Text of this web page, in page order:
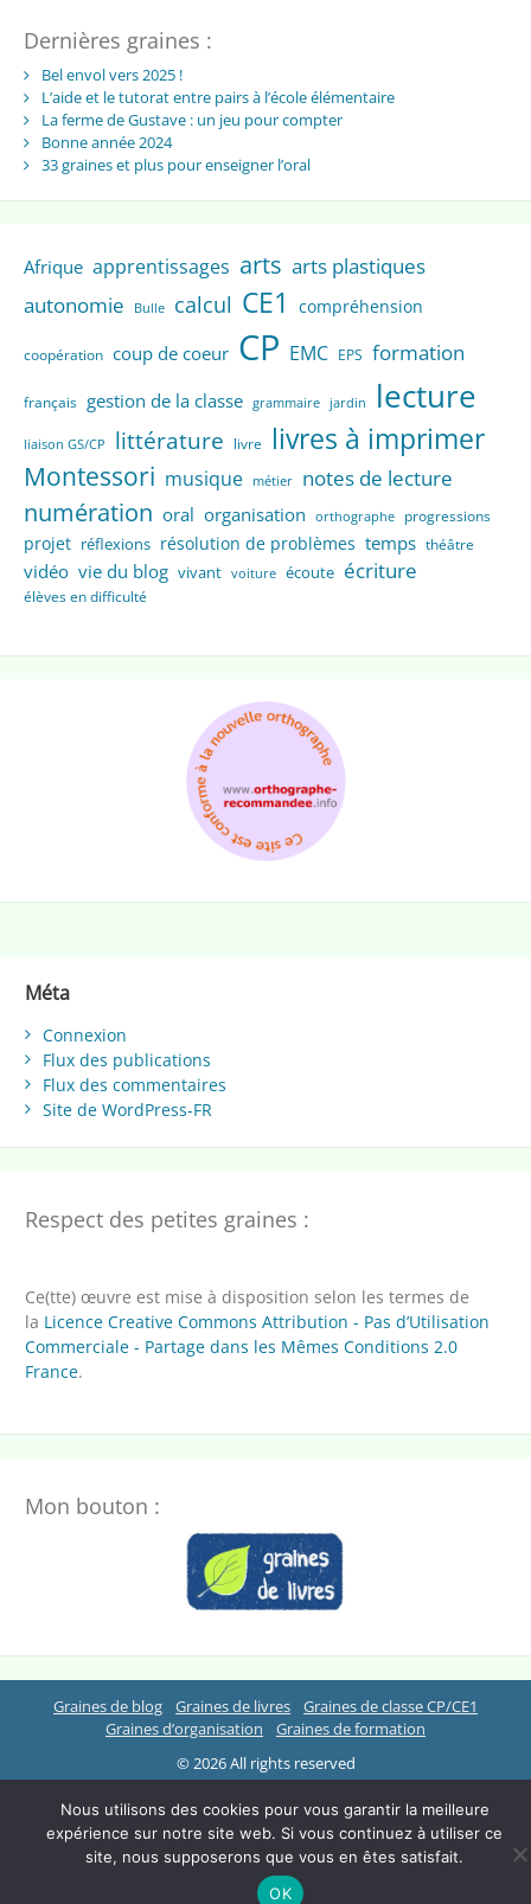
Dernières graines :
Bel envol vers 2025 !
L’aide et le tutorat entre pairs à l’école élémentaire
La ferme de Gustave : un jeu pour compter
Bonne année 2024
33 graines et plus pour enseigner l’oral
Afrique apprentissages arts arts plastiques
autonomie
Bulle calcul CE1 compréhension
coopération coup de coeur CP EMC EPS formation
français gestion de la classe grammaire jardin lecture
liaison GS/CP littérature livre livres à imprimer
Montessori musique métier notes de lecture
numération oral organisation orthographe progressions
projet réflexions résolution de problèmes temps théâtre
vidéo vie du blog vivant voiture écoute écriture
élèves en difficulté
Méta
Connexion
Flux des publications
Flux des commentaires
Site de WordPress-FR
Respect des petites graines :
Ce(tte) œuvre est mise à disposition selon les termes de
la Licence Creative Commons Attribution - Pas d’Utilisation
Commerciale - Partage dans les Mêmes Conditions 2.0
France.
Mon bouton :
Graines de blog Graines de livres
Graines de classe CP/CE1
Graines d’organisation
Graines de formation
© 2026 All rights reserved
Nous utilisons des cookies pour vous garantir la meilleure
expérience sur notre site web. Si vous continuez à utiliser ce
site, nous supposerons que vous en êtes satisfait.
OK